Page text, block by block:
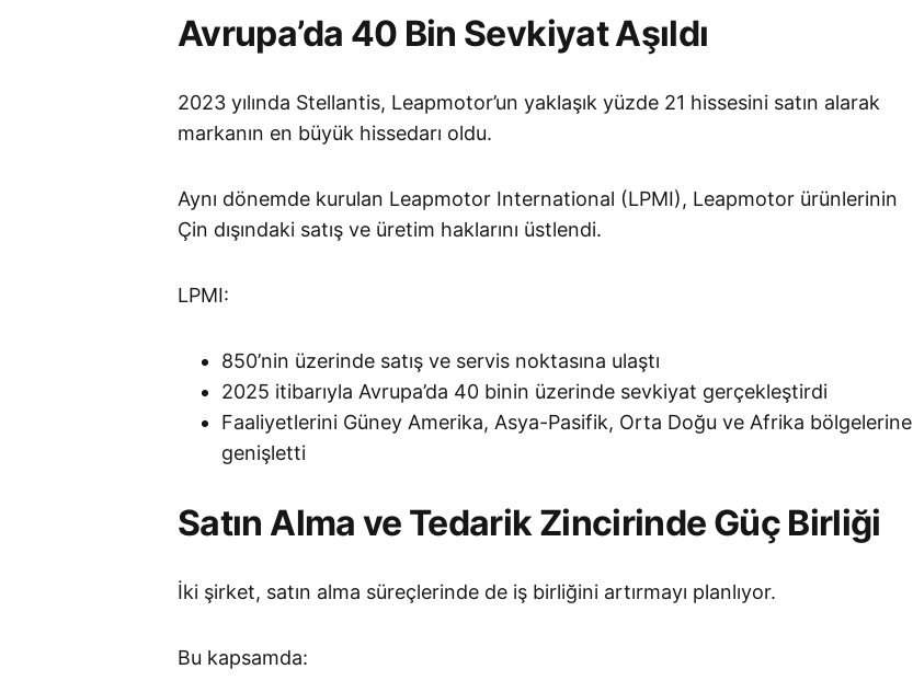
Avrupa’da 40 Bin Sevkiyat Aşıldı
2023 yılında Stellantis, Leapmotor’un yaklaşık yüzde 21 hissesini satın alarak
markanın en büyük hissedarı oldu.
Aynı dönemde kurulan Leapmotor International (LPMI), Leapmotor ürünlerinin
Çin dışındaki satış ve üretim haklarını üstlendi.
LPMI:
850’nin üzerinde satış ve servis noktasına ulaştı
2025 itibarıyla Avrupa’da 40 binin üzerinde sevkiyat gerçekleştirdi
Faaliyetlerini Güney Amerika, Asya-Pasifik, Orta Doğu ve Afrika bölgelerine
genişletti
Satın Alma ve Tedarik Zincirinde Güç Birliği
İki şirket, satın alma süreçlerinde de iş birliğini artırmayı planlıyor.
Bu kapsamda: